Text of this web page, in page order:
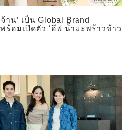
น’ เป็น Global Brand
ร้อมเปิดตัว ‘อีฟ น้ำมะพร้าวข้าว